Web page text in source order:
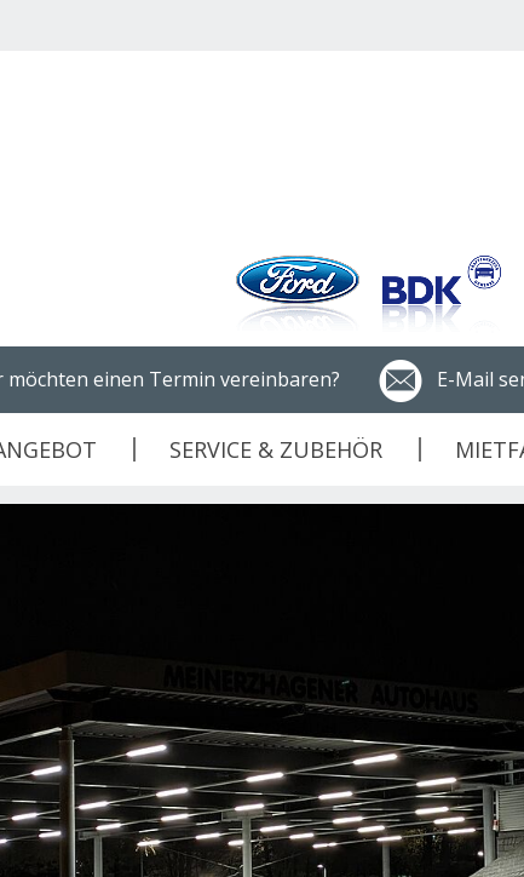
möchten einen Termin vereinbaren? E-Mail
SERVICE & ZUBEHÖR